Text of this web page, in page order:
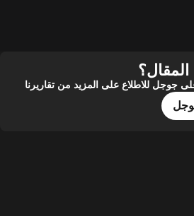
للاطلاع على المزيد من تقاريرنا